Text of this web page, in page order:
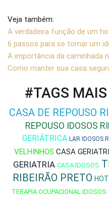
Veja também:
A verdadeira função de um
6 passos para se tornar um
A importância da caminhada
Como manter sua casa
#TAGS
CASA DE REPOUSO
REPOUSO IDOSOS
GERIÁTRICA LAR IDOSOS
VELHINHOS CASA
GERIATRIA CASA IDOSOS
RIBEIRÃO PRETO
TERAPIA OCUPACIONAL IDOSOS